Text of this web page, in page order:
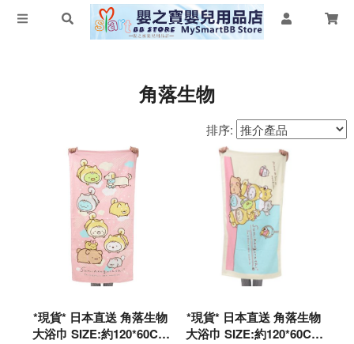
角落生物
排序:
*現貨* 日本直送 角落生物
大浴巾 SIZE:約120*60CM
*現貨* 日本直送 角落生物
大浴巾 SIZE:約120*60CM